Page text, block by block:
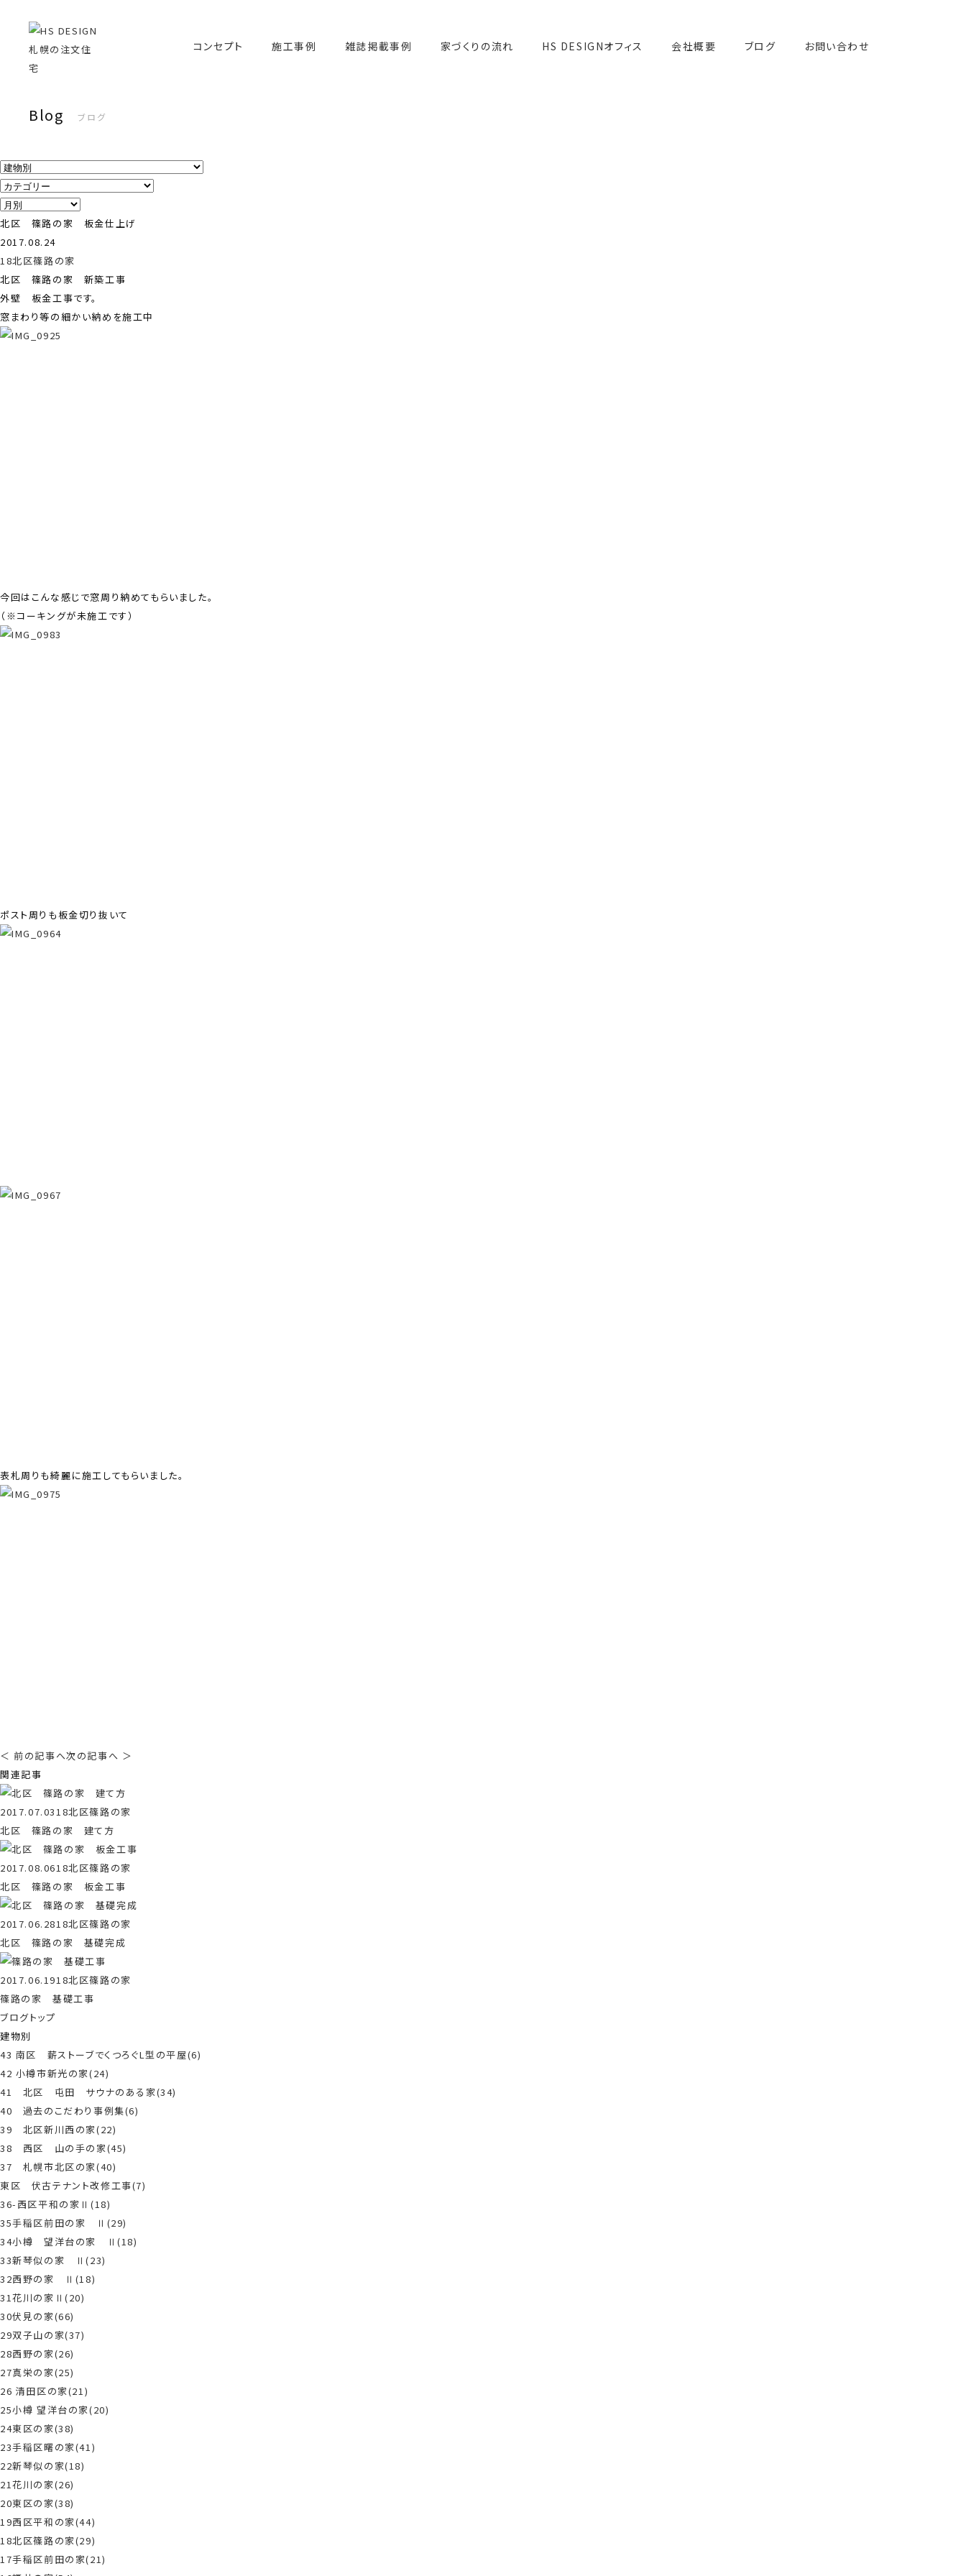
コンセプト 施工事例 雑誌掲載事例 家づくりの流れ HS DESIGNオフィス 会社概要 ブログ お問い合わせ
Blog ブログ
北区 篠路の家 板金仕上げ
2017.08.24
18北区篠路の家
北区 篠路の家 新築工事
外壁 板金工事です。
窓まわり等の細かい納めを施工中
今回はこんな感じで窓周り納めてもらいました。
（※コーキングが未施工です）
ポスト周りも板金切り抜いて
表札周りも綺麗に施工してもらいました。
＜ 前の記事へ次の記事へ ＞
関連記事
2017.07.0318北区篠路の家
北区 篠路の家 建て方
2017.08.0618北区篠路の家
北区 篠路の家 板金工事
2017.06.2818北区篠路の家
北区 篠路の家 基礎完成
2017.06.1918北区篠路の家
篠路の家 基礎工事
ブログトップ
建物別
43 南区 薪ストーブでくつろぐL型の平屋(6)
42 小樽市新光の家(24)
41 北区 屯田 サウナのある家(34)
40 過去のこだわり事例集(6)
39 北区新川西の家(22)
38 西区 山の手の家(45)
37 札幌市北区の家(40)
東区 伏古テナント改修工事(7)
36-西区平和の家Ⅱ(18)
35手稲区前田の家 Ⅱ(29)
34小樽 望洋台の家 Ⅱ(18)
33新琴似の家 Ⅱ(23)
32西野の家 Ⅱ(18)
31花川の家Ⅱ(20)
30伏見の家(66)
29双子山の家(37)
28西野の家(26)
27真栄の家(25)
26 清田区の家(21)
25小樽 望洋台の家(20)
24東区の家(38)
23手稲区曙の家(41)
22新琴似の家(18)
21花川の家(26)
20東区の家(38)
19西区平和の家(44)
18北区篠路の家(29)
17手稲区前田の家(21)